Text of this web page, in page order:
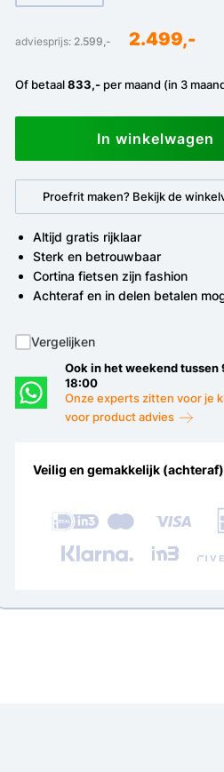
adviesprijs: 2.599,- 2.499,-
Of betaal833,-per maand (in 3
In winkelwagen
Proefrit maken? Bekijk de
Altijd gratis rijklaar
Sterk en betrouwbaar
Cortina fietsen zijn fashion
Achteraf en in delen betalen
Vergelijken
Ook in het weekend tussen
18:00
Onze experts zitten voor je
voor product advies
Veilig en gemakkelijk